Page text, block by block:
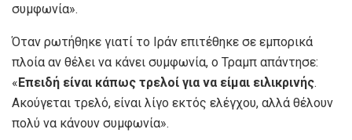
συμφωνία».
Όταν ρωτήθηκε γιατί το Ιράν επιτέθηκε σε εμπορικά
πλοία αν θέλει να κάνει συμφωνία, ο Τραμπ απάντησε:
«Επειδή είναι κάπως τρελοί για να είμαι ειλικρινής.
Ακούγεται τρελό, είναι λίγο εκτός ελέγχου, αλλά θέλουν
πολύ να κάνουν συμφωνία».